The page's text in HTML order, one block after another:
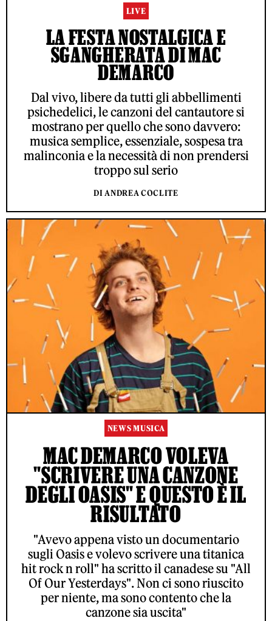
LIVE
LA FESTA NOSTALGICA E
SGANGHERATA DI MAC
DEMARCO
Dal vivo, libere da tutti gli abbellimenti
psichedelici, le canzoni del cantautore si
mostrano per quello che sono davvero:
musica semplice, essenziale, sospesa tra
malinconia e la necessità di non prendersi
troppo sul serio
DI ANDREA COCLITE
NEWS MUSICA
MAC DEMARCO VOLEVA
"SCRIVERE UNA CANZONE
DEGLI OASIS" E QUESTO È IL
RISULTATO
"Avevo appena visto un documentario
sugli Oasis e volevo scrivere una titanica
hit rock n roll" ha scritto il canadese su "All
Of Our Yesterdays". Non ci sono riuscito
per niente, ma sono contento che la
canzone sia uscita"